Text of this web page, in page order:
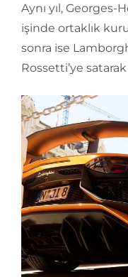
Aynı yıl, Georges-
işinde ortaklık
sonra ise
Rossetti’ye